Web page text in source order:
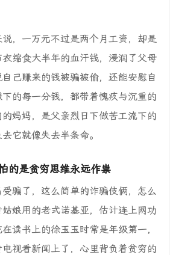
，一万元不过是两个月工资，却是
缩食大半年的血汗钱，浸润了父母
己赚来的钱被骗被偷，还能安慰自
的每一分钱，都带着愧疚与沉重的
妈妈，是父亲烈日下做苦工流下的
它就像失去半条命。
的是贫穷思维永远作祟
骗了，这么简单的诈骗伎俩，怎么
娘用的老式诺基亚，估计连上网功
读书上的徐玉玉时常是年级第一，
视看新闻上了，心里背负着贫穷的